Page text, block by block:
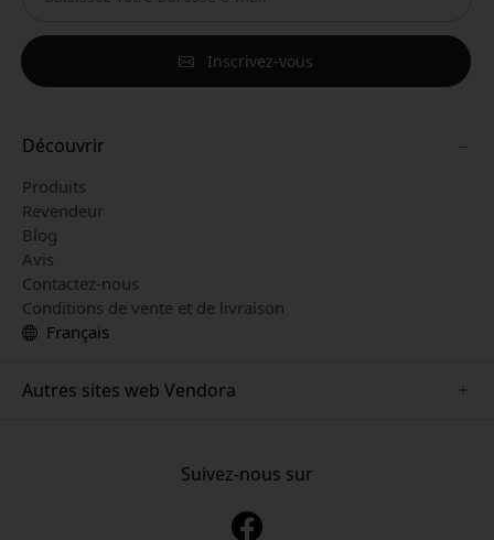
Inscrivez-vous
Découvrir
Produits
Revendeur
Blog
Avis
Contactez-nous
Conditions de vente et de livraison
Français
Autres sites web Vendora
Suivez-nous sur